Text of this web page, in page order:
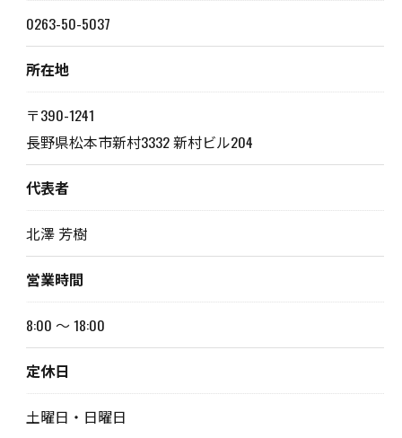
0263-50-5037
所在地
〒390-1241
長野県松本市新村3332 新村ビル204
代表者
北澤 芳樹
営業時間
8:00 ～ 18:00
定休日
土曜日・日曜日